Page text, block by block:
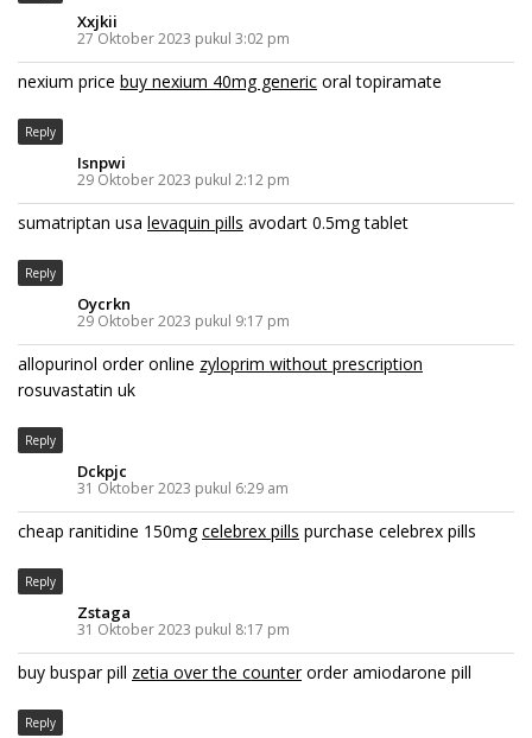
Xxjkii
27 Oktober 2023 pukul 3:02 pm
nexium price buy nexium 40mg generic oral topiramate
Reply
Isnpwi
29 Oktober 2023 pukul 2:12 pm
sumatriptan usa levaquin pills avodart 0.5mg tablet
Reply
Oycrkn
29 Oktober 2023 pukul 9:17 pm
allopurinol order online zyloprim without prescription
rosuvastatin uk
Reply
Dckpjc
31 Oktober 2023 pukul 6:29 am
cheap ranitidine 150mgcelebrex pills purchase celebrex pills
Reply
Zstaga
31 Oktober 2023 pukul 8:17 pm
buy buspar pill zetia over the counterorder amiodarone pill
Reply